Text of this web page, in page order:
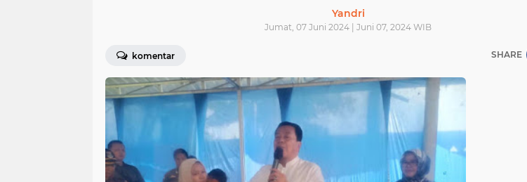
Yandri
Jumat, 07 Juni 2024 | Juni 07, 2024 WIB
komentar SHARE